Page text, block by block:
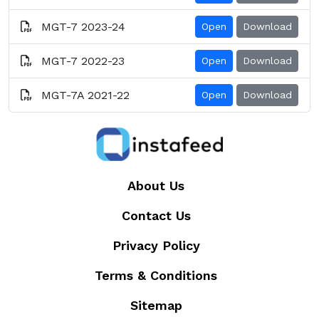
MGT-7 2023-24 Open Download
MGT-7 2022-23 Open Download
MGT-7A 2021-22 Open Download
About Us
Contact Us
Privacy Policy
Terms & Conditions
Sitemap